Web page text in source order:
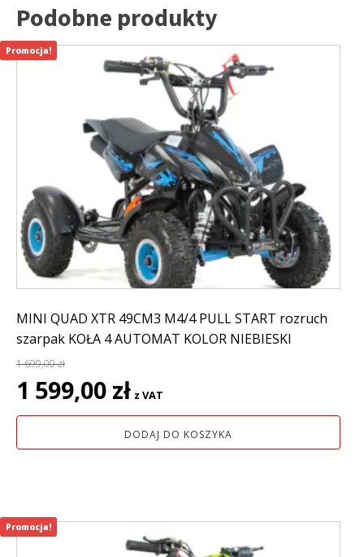
Podobne produkty
MINI QUAD XTR 49CM3 M4/4 PULL START rozruch
szarpak KOŁA 4 AUTOMAT KOLOR NIEBIESKI
1 699,00zł
Pierwotna
cena
wynosiła:
1 599,00 zł cena
wynosi:
1
z VAT
DODAJ DO KOSZYKA
Promocja!
Promocja!